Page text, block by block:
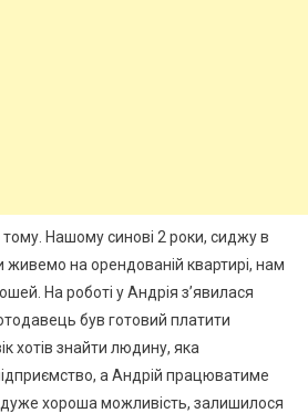
Нашому синові 2 роки, сиджу в
живемо на орендованій квартирі, нам
На роботі у Андрія з’явилася
був готовий платити
хотів знайти людину, яка
а Андрій працюватиме
дуже хороша можливість, залишилося